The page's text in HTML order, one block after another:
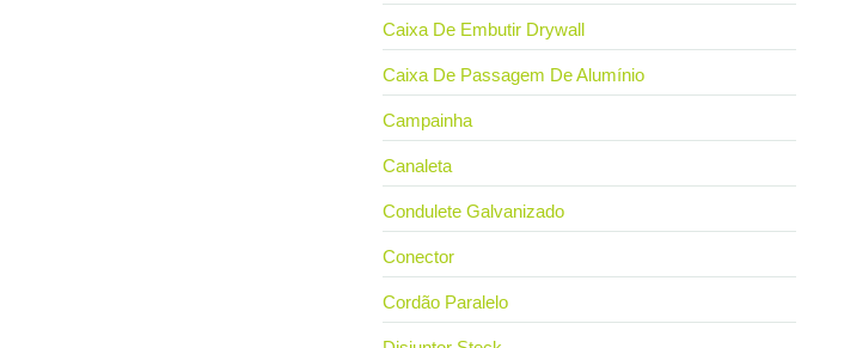
Caixa De Embutir Drywall
Caixa De Passagem De Alumínio
Campainha
Canaleta
Condulete Galvanizado
Conector
Cordão Paralelo